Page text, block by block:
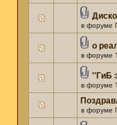
в форуме
о
в форуме
''ГиБ
в форуме
в форуме